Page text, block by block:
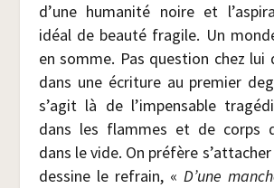
d’une huma­ni­té noire et
idéal de beau­té fra­gile. Un
en somme. Pas ques­tion chez lui
dans une écri­ture au pre­mier
s’agit là de l’impensable
dans les flammes et de corps
dans le vide. On pré­fère
des­sine le refrain, «D’une